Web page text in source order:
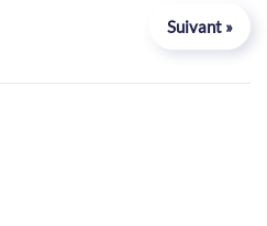
Suivant »